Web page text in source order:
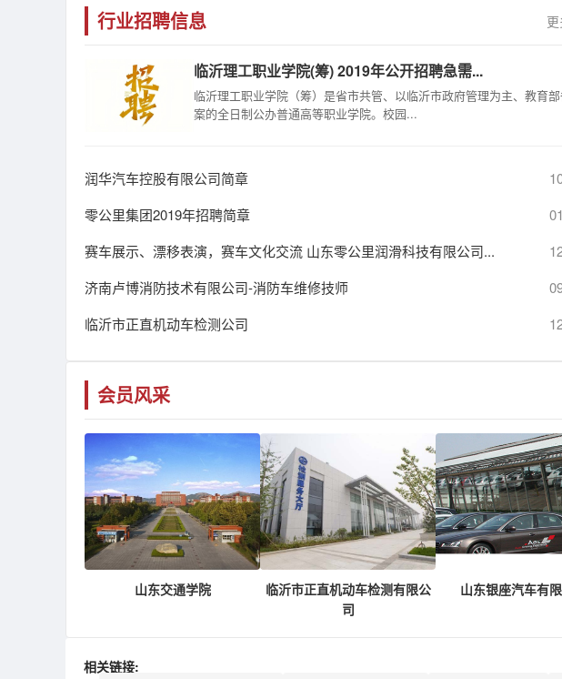
行业招聘信息
临沂理工职业学院(筹) 2019年公开招聘急需...
临沂理工职业学院（筹）是省市共管、以临沂市政府管理为主、教育
案的全日制公办普通高等职业学院。校园...
​润华汽车控股有限公司简章
零公里集团2019年招聘简章
赛车展示、漂移表演，赛车文化交流 山东零公里润滑科技有限公司...
济南卢博消防技术有限公司-消防车维修技师
临沂市正直机动车检测公司
会员风采
山东交通学院
临沂市正直机动车检测有限公
司
山东银座汽车有
相关链接: